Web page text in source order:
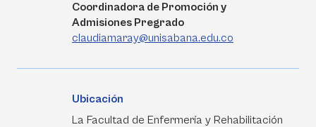
Coordinadora de Promoción y
Admisiones Pregrado
claudiamaray@unisabana.edu.co
Ubicación
La Facultad de Enfermería y Rehabilitación